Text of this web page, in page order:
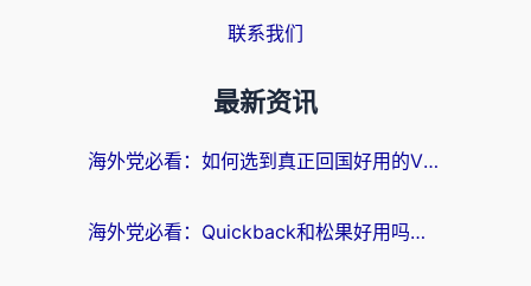
联系我们
最新资讯
海外党必看：如何选到真正回国好用的VPN？实测+避坑指南
海外党必看：Quickback和松果好用吗？3步教你选对回国加速器无缝刷国内资源